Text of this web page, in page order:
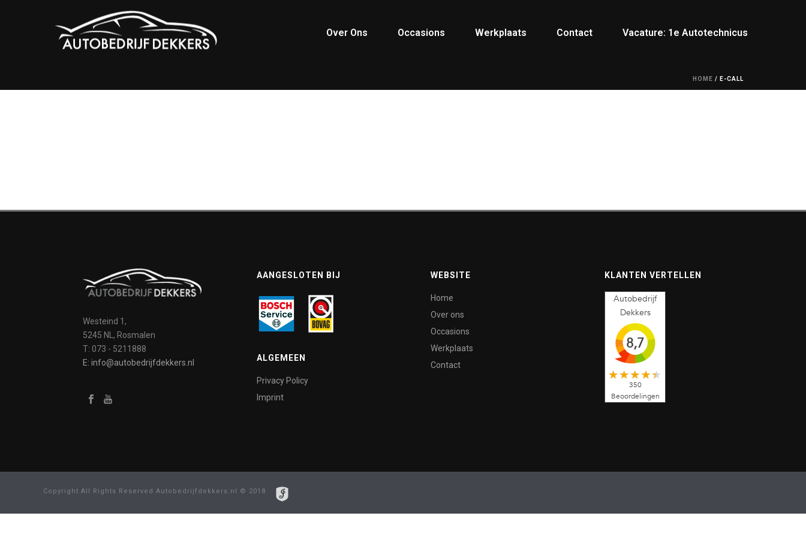
Over Ons Occasions Werkplaats Contact Vacature: 1e Autotechnicus
HOME / E-CALL
Westeind 1,
5245 NL, Rosmalen
T: 073 - 5211888
E: info@autobedrijfdekkers.nl
AANGESLOTEN BIJ
ALGEMEEN
Privacy Policy
Imprint
WEBSITE
Home
Over ons
Occasions
Werkplaats
Contact
KLANTEN VERTELLEN
Autobedrijf
Dekkers
8,7
350
Beoordelingen
Copyright All Rights Reserved Autobedrijfdekkers.nl © 2018